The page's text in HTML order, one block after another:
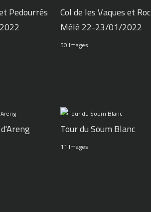
Pedourrés
Col de les Vaques et Roc
Mélé 22-23/01/2022
50 Images
Tour du Soum Blanc
11 Images